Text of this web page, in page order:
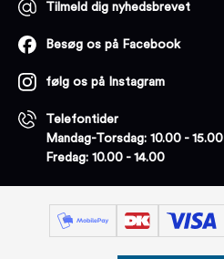
Tilmeld dig nyhedsbrevet
Besøg os på Facebook
følg os på Instagram
Telefontider
Mandag-Torsdag: 10.00 - 15.00
Fredag: 10.00 - 14.00